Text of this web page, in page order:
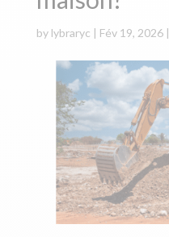
by lybraryc | Fév 19, 2026|